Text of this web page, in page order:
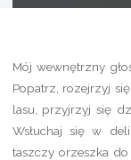
główna
Mój wewnętrzny
Popatrz, rozejrzyj
lasu, przyjrzyj się
Wsłuchaj się w
taszczy orzeszka